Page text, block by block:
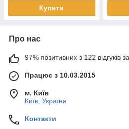
Купити
Про нас
97% позитивних з 122 відгуків
Працює з 10.03.2015
м. Київ
Київ, Україна
Контакти